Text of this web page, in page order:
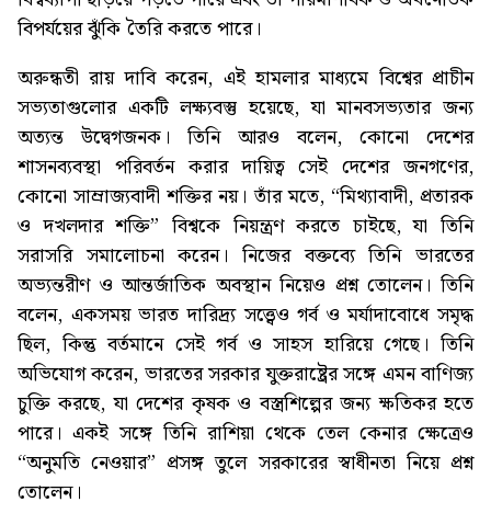
বিপর্যয়ের ঝুঁকি তৈরি করতে পারে।
অরুন্ধতী রায় দাবি করেন, এই হামলার মাধ্যমে বিশ্বের প্রাচীন
সভ্যতাগুলোর একটি লক্ষ্যবস্তু হয়েছে, যা মানবসভ্যতার জন্য
অত্যন্ত উদ্বেগজনক। তিনি আরও বলেন, কোনো দেশের
শাসনব্যবস্থা পরিবর্তন করার দায়িত্ব সেই দেশের জনগণের,
কোনো সাম্রাজ্যবাদী শক্তির নয়। তাঁর মতে, “মিথ্যাবাদী, প্রতারক
ও দখলদার শক্তি” বিশ্বকে নিয়ন্ত্রণ করতে চাইছে, যা তিনি
সরাসরি সমালোচনা করেন। নিজের বক্তব্যে তিনি ভারতের
অভ্যন্তরীণ ও আন্তর্জাতিক অবস্থান নিয়েও প্রশ্ন তোলেন। তিনি
বলেন, একসময় ভারত দারিদ্র্য সত্ত্বেও গর্ব ও মর্যাদাবোধে সমৃদ্ধ
ছিল, কিন্তু বর্তমানে সেই গর্ব ও সাহস হারিয়ে গেছে। তিনি
অভিযোগ করেন, ভারতের সরকার যুক্তরাষ্ট্রের সঙ্গে এমন বাণিজ্য
চুক্তি করছে, যা দেশের কৃষক ও বস্ত্রশিল্পের জন্য ক্ষতিকর হতে
পারে। একই সঙ্গে তিনি রাশিয়া থেকে তেল কেনার ক্ষেত্রেও
“অনুমতি নেওয়ার” প্রসঙ্গ তুলে সরকারের স্বাধীনতা নিয়ে প্রশ্ন
তোলেন।